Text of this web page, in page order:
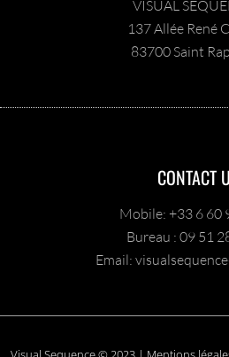
VISUAL
137 Allée René
83700 Saint
CONTACT
Mobile: +33 6 60
Bureau : 09 51
Email: